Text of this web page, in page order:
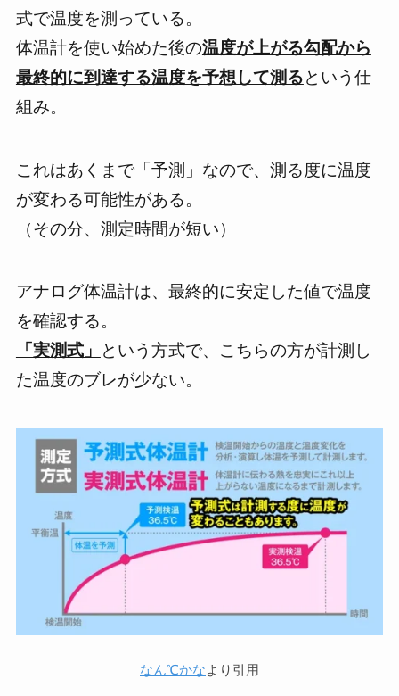
式で温度を測っている。
体温計を使い始めた後の温度が上がる勾配から
最終的に到達する温度を予想して測るという仕
組み。
これはあくまで「予測」なので、測る度に温度
が変わる可能性がある。
（その分、測定時間が短い）
アナログ体温計は、最終的に安定した値で温度
を確認する。
「実測式」
という方式で、こちらの方が計測し
た温度のブレが少ない。
なん℃かなより引用